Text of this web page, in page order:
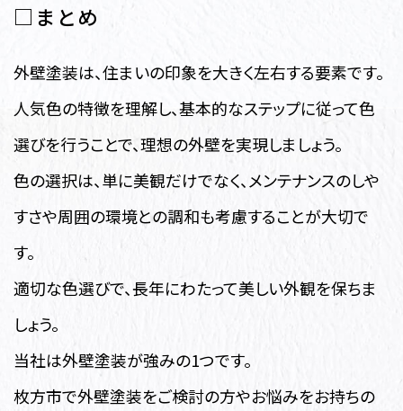
□まとめ
外壁塗装は、住まいの印象を大きく左右する要素です。
人気色の特徴を理解し、基本的なステップに従って色
選びを行うことで、理想の外壁を実現しましょう。
色の選択は、単に美観だけでなく、メンテナンスのしや
すさや周囲の環境との調和も考慮することが大切で
す。
適切な色選びで、長年にわたって美しい外観を保ちま
しょう。
当社は外壁塗装が強みの1つです。
枚方市で外壁塗装をご検討の方やお悩みをお持ちの